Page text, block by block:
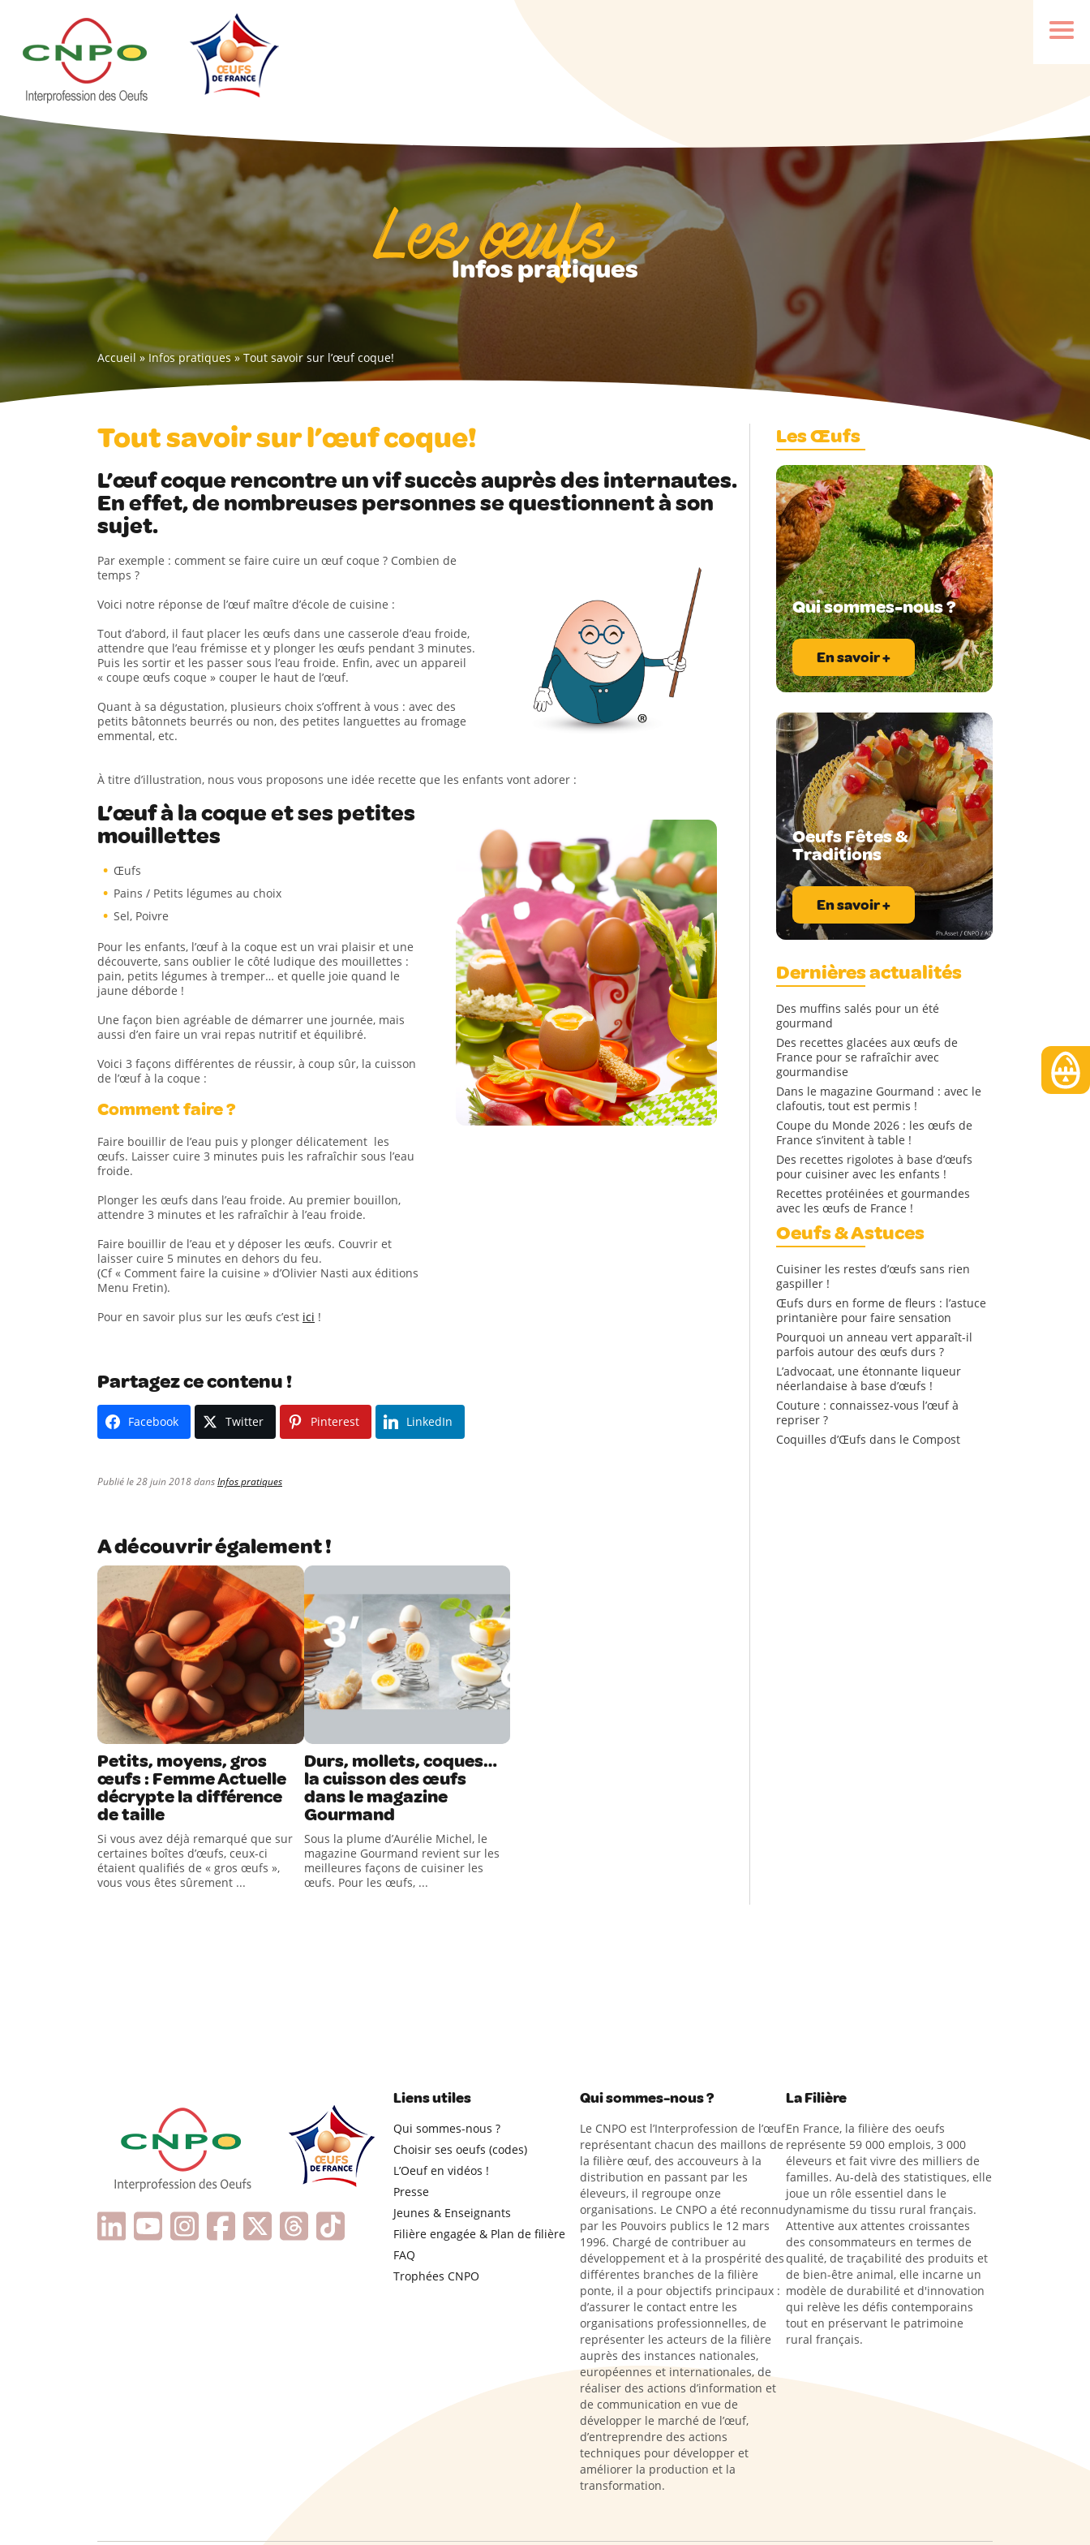
Les œufs
Infos pratiques
Accueil »Infos pratiques»Tout savoir sur l’œuf coque!
Tout savoir sur l’œuf coque!
L’œuf coque rencontre un vif succès auprès des internautes.
En effet, de nombreuses personnes se questionnent à son
sujet.
Par exemple : comment se faire cuire un œuf coque ? Combien de
temps ?
Voici notre réponse de l’œuf maître d’école de cuisine :
Tout d’abord, il faut placer les œufs dans une casserole d’eau froide,
attendre que l’eau frémisse et y plonger les œufs pendant 3 minutes.
Puis les sortir et les passer sous l’eau froide. Enfin, avec un appareil
« coupe œufs coque » couper le haut de l’œuf.
Quant à sa dégustation, plusieurs choix s’offrent à vous : avec des
petits bâtonnets beurrés ou non, des petites languettes au fromage
emmental, etc.
À titre d’illustration, nous vous proposons une idée recette que les enfants vont adorer :
L’œuf à la coque et ses petites
mouillettes
Œufs
Pains / Petits légumes au choix
Sel, Poivre
Pour les enfants, l’œuf à la coque est un vrai plaisir et une
découverte, sans oublier le côté ludique des mouillettes :
pain, petits légumes à tremper… et quelle joie quand le
jaune déborde !
Une façon bien agréable de démarrer une journée, mais
aussi d’en faire un vrai repas nutritif et équilibré.
Voici 3 façons différentes de réussir, à coup sûr, la cuisson
de l’œuf à la coque :
Comment faire ?
Faire bouillir de l’eau puis y plonger délicatement les
œufs. Laisser cuire 3 minutes puis les rafraîchir sous l’eau
froide.
Plonger les œufs dans l’eau froide. Au premier bouillon,
attendre 3 minutes et les rafraîchir à l’eau froide.
Faire bouillir de l’eau et y déposer les œufs. Couvrir et
laisser cuire 5 minutes en dehors du feu.
(Cf « Comment faire la cuisine » d’Olivier Nasti aux éditions
Menu Fretin).
Pour en savoir plus sur les œufs c’est ici !
Partagez ce contenu !
Facebook Twitter Pinterest LinkedIn
Publié le 28 juin 2018 dansInfos pratiques
A découvrir également !
Petits, moyens, gros
œufs : Femme Actuelle
décrypte la différence
de taille
Si vous avez déjà remarqué que sur
certaines boîtes d’œufs, ceux-ci
étaient qualifiés de « gros œufs »,
vous vous êtes sûrement ...
Durs, mollets, coques…
la cuisson des œufs
dans le magazine
Gourmand
Sous la plume d’Aurélie Michel, le
magazine Gourmand revient sur les
meilleures façons de cuisiner les
œufs. Pour les œufs, ...
Les Œufs
Qui sommes-nous ?
En savoir +
Oeufs Fêtes &
Traditions
En savoir +
Dernières actualités
Des muffins salés pour un été
gourmand
Des recettes glacées aux œufs de
France pour se rafraîchir avec
gourmandise
Dans le magazine Gourmand : avec le
clafoutis, tout est permis !
Coupe du Monde 2026 : les œufs de
France s’invitent à table !
Des recettes rigolotes à base d’œufs
pour cuisiner avec les enfants !
Recettes protéinées et gourmandes
avec les œufs de France !
Oeufs & Astuces
Cuisiner les restes d’œufs sans rien
gaspiller !
Œufs durs en forme de fleurs : l’astuce
printanière pour faire sensation
Pourquoi un anneau vert apparaît-il
parfois autour des œufs durs ?
L’advocaat, une étonnante liqueur
néerlandaise à base d’œufs !
Couture : connaissez-vous l’œuf à
repriser ?
Coquilles d’Œufs dans le Compost
Liens utiles
Qui sommes-nous ?
Choisir ses oeufs (codes)
L’Oeuf en vidéos !
Presse
Jeunes & Enseignants
Filière engagée & Plan de filière
FAQ
Trophées CNPO
Qui sommes-nous ?
Le CNPO est l’Interprofession de l’œuf
représentant chacun des maillons de
la filière œuf, des accouveurs à la
distribution en passant par les
éleveurs, il regroupe onze
organisations. Le CNPO a été reconnu
par les Pouvoirs publics le 12 mars
1996. Chargé de contribuer au
développement et à la prospérité des
différentes branches de la filière
ponte, il a pour objectifs principaux :
d’assurer le contact entre les
organisations professionnelles, de
représenter les acteurs de la filière
auprès des instances nationales,
européennes et internationales, de
réaliser des actions d’information et
de communication en vue de
développer le marché de l’œuf,
d’entreprendre des actions
techniques pour développer et
améliorer la production et la
transformation.
La Filière
En France, la filière des oeufs
représente 59 000 emplois, 3 000
éleveurs et fait vivre des milliers de
familles. Au-delà des statistiques, elle
joue un rôle essentiel dans le
dynamisme du tissu rural français.
Attentive aux attentes croissantes
des consommateurs en termes de
qualité, de traçabilité des produits et
de bien-être animal, elle incarne un
modèle de durabilité et d'innovation
qui relève les défis contemporains
tout en préservant le patrimoine
rural français.